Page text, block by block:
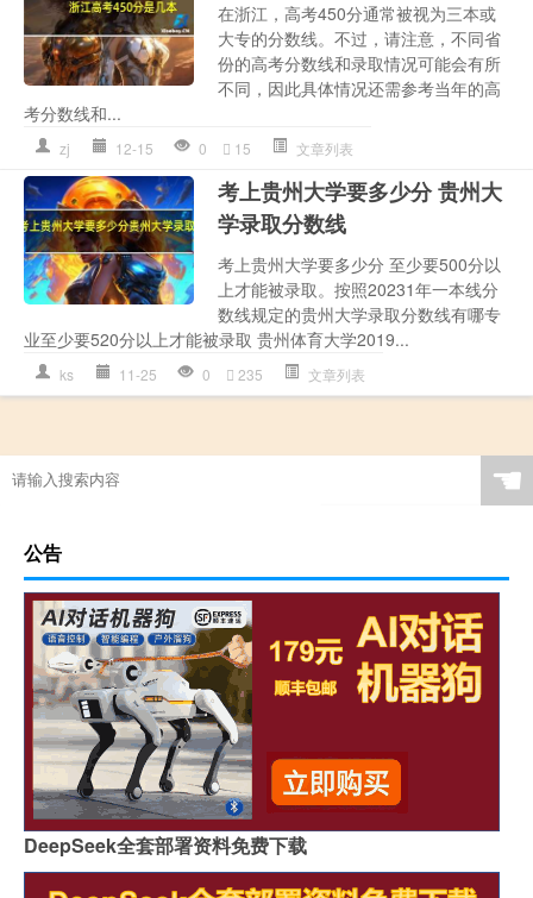
在浙江，高考450分通常被视为三本或
大专的分数线。不过，请注意，不同省
份的高考分数线和录取情况可能会有所
不同，因此具体情况还需参考当年的高
考分数线和...
zj 12-15 0 15 文章列表
考上贵州大学要多少分 贵州大
学录取分数线
考上贵州大学要多少分 至少要500分以
上才能被录取。按照20231年一本线分
数线规定的贵州大学录取分数线有哪专
业至少要520分以上才能被录取 贵州体育大学2019...
ks 11-25 0 235 文章列表
☚
公告
DeepSeek全套部署资料免费下载